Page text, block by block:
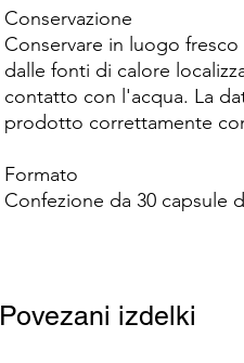
Conservazione
Conservare in luogo
dalle fonti di calore
contatto con l'acqua. La
prodotto correttamente
Formato
Confezione da 30 capsule
Povezani izdelki